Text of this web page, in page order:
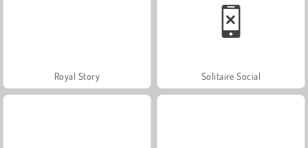
Royal Story Solitaire Social